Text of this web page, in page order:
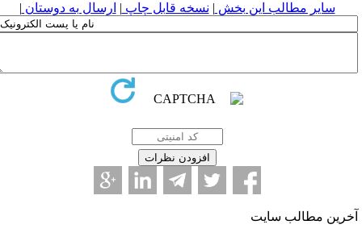
سایر مطالب این بخش | نسخه قابل چاپ| ارسال به دوستان|
مطالب سایت